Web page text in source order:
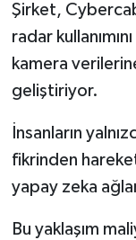
Şirket,
radar
kamera
geliştiriyor.
İnsanların
fikrinden
yapay zeka
Bu yaklaşım
Siyaset
Spor
Tavşanlı
Teknoloji
Türkiye